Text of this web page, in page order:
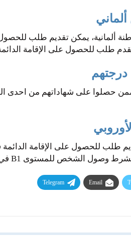
ألمانية، يمكن تقديم طلب للحصول
تقدم طلب للحصول على الإقامة
درجتهم
حصلوا على شهاداتهم من احدى
Email
Telegram